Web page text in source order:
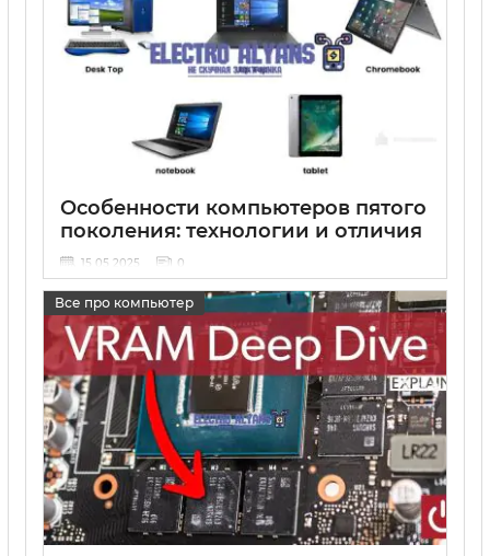
Особенности компьютеров пятого
поколения: технологии и отличия
15 05 2025 0
Все про компьютер